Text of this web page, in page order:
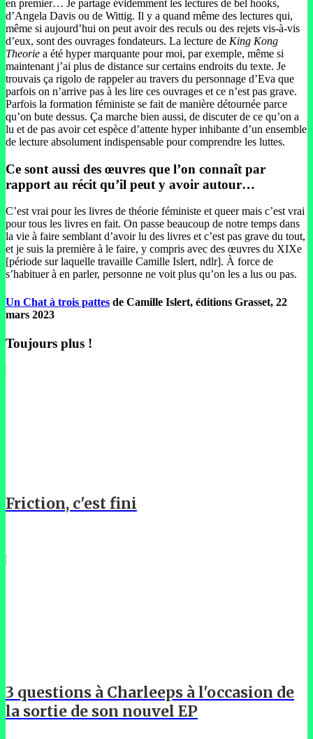
en premier… Je partage évidemment les lectures de bel hooks,
d’Angela Davis ou de Wittig. Il y a quand même des lectures qui,
même si aujourd’hui on peut avoir des reculs ou des rejets vis-à-vis
d’eux, sont des ouvrages fondateurs. La lecture de King Kong
Theorie a été hyper marquante pour moi, par exemple, même si
maintenant j’ai plus de distance sur certains endroits du texte. Je
trouvais ça rigolo de rappeler au travers du personnage d’Eva que
parfois on n’arrive pas à les lire ces ouvrages et ce n’est pas grave.
Parfois la formation féministe se fait de manière détournée parce
qu’on bute dessus. Ça marche bien aussi, de discuter de ce qu’on a
lu et de pas avoir cet espèce d’attente hyper inhibante d’un ensemble
de lecture absolument indispensable pour comprendre les luttes.
Ce sont aussi des œuvres que l’on connaît par
rapport au récit qu’il peut y avoir autour…
C’est vrai pour les livres de théorie féministe et queer mais c’est vrai
pour tous les livres en fait. On passe beaucoup de notre temps dans
la vie à faire semblant d’avoir lu des livres et c’est pas grave du tout,
et je suis la première à le faire, y compris avec des œuvres du XIXe
[période sur laquelle travaille Camille Islert, ndlr]. À force de
s’habituer à en parler, personne ne voit plus qu’on les a lus ou pas.
Un Chat à trois pattes de Camille Islert, éditions Grasset, 22
mars 2023
Toujours plus !
Friction, c'est fini
3 questions à Charleeps à l'occasion de
la sortie de son nouvel EP